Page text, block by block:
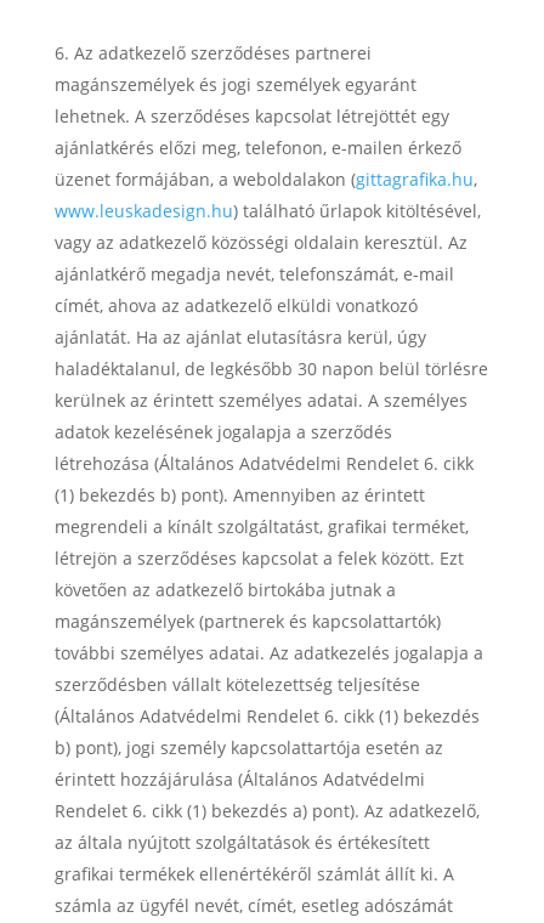
Az adatkezelő szerződéses partnerei
magánszemélyek és jogi személyek egyaránt
lehetnek. A szerződéses kapcsolat létrejöttét egy
ajánlatkérés előzi meg, telefonon, e-mailen érkező
üzenet formájában, a weboldalakon (gittagrafika.hu,
www.leuskadesign.hu) található űrlapok kitöltésével,
vagy az adatkezelő közösségi oldalain keresztül. Az
ajánlatkérő megadja nevét, telefonszámát, e-mail
címét, ahova az adatkezelő elküldi vonatkozó
ajánlatát. Ha az ajánlat elutasításra kerül, úgy
haladéktalanul, de legkésőbb 30 napon belül törlésre
kerülnek az érintett személyes adatai. A személyes
adatok kezelésének jogalapja a szerződés
létrehozása (Általános Adatvédelmi Rendelet 6. cikk
(1) bekezdés b) pont). Amennyiben az érintett
megrendeli a kínált szolgáltatást, grafikai terméket,
létrejön a szerződéses kapcsolat a felek között. Ezt
követően az adatkezelő birtokába jutnak a
magánszemélyek (partnerek és kapcsolattartók)
további személyes adatai. Az adatkezelés jogalapja a
szerződésben vállalt kötelezettség teljesítése
(Általános Adatvédelmi Rendelet 6. cikk (1) bekezdés
b) pont), jogi személy kapcsolattartója esetén az
érintett hozzájárulása (Általános Adatvédelmi
Rendelet 6. cikk (1) bekezdés a) pont). Az adatkezelő,
az általa nyújtott szolgáltatások és értékesített
grafikai termékek ellenértékéről számlát állít ki. A
számla az ügyfél nevét, címét, esetleg adószámát